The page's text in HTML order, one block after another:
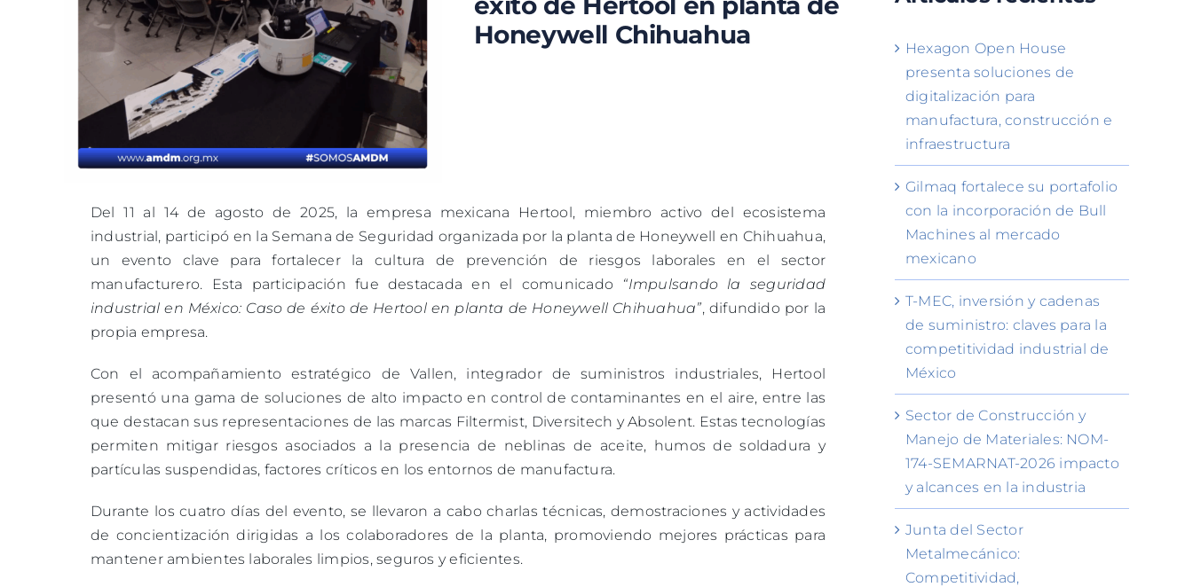
Honeywell Chihuahua
Del 11 al 14 de agosto de 2025, la empresa mexicana Hertool, miembro activo del ecosistema
industrial, participó en la Semana de Seguridad organizada por la planta de Honeywell en Chihuahua,
un evento clave para fortalecer la cultura de prevención de riesgos laborales en el sector
manufacturero. Esta participación fue destacada en el comunicado “Impulsando la seguridad
industrial en México: Caso de éxito de Hertool en planta de Honeywell Chihuahua”, difundido por la
propia empresa.
Con el acompañamiento estratégico de Vallen, integrador de suministros industriales, Hertool
presentó una gama de soluciones de alto impacto en control de contaminantes en el aire, entre las
que destacan sus representaciones de las marcas Filtermist, Diversitech y Absolent. Estas tecnologías
permiten mitigar riesgos asociados a la presencia de neblinas de aceite, humos de soldadura y
partículas suspendidas, factores críticos en los entornos de manufactura.
Durante los cuatro días del evento, se llevaron a cabo charlas técnicas, demostraciones y actividades
de concientización dirigidas a los colaboradores de la planta, promoviendo mejores prácticas para
mantener ambientes laborales limpios, seguros y eficientes.
Hexagon Open House
presenta soluciones de
digitalización para
manufactura, construcción e
infraestructura
Gilmaq fortalece su portafolio
con la incorporación de Bull
Machines al mercado
mexicano
T-MEC, inversión y cadenas
de suministro: claves para la
competitividad industrial de
México
Sector de Construcción y
Manejo de Materiales: NOM-
174-SEMARNAT-2026 impacto
y alcances en la industria
Junta del Sector
Metalmecánico:
Competitividad,